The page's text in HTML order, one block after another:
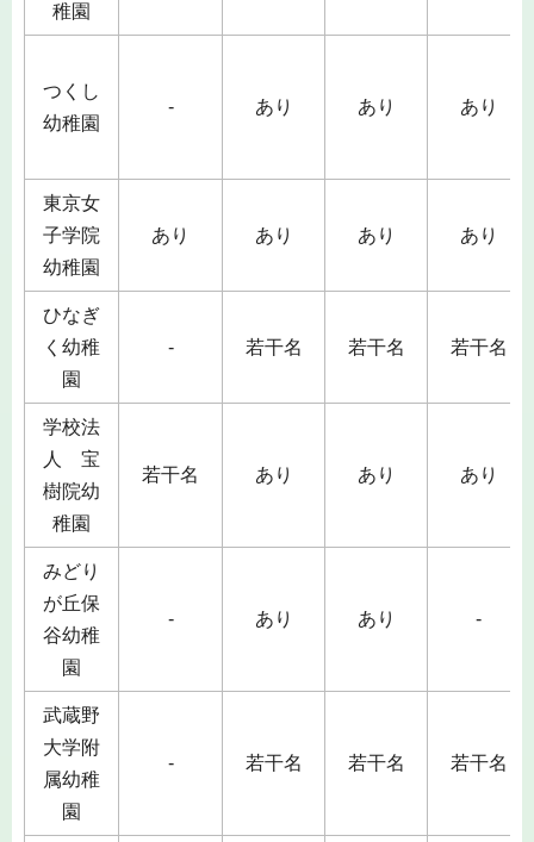
稚園
つくし
幼稚園
- あり あり あり
東京女
子学院
幼稚園
あり あり あり あり
ひなぎ
く幼稚
園
- 若干名 若干名 若干名
学校法
人 宝
樹院幼
稚園
若干名 あり あり あり
みどり
が丘保
谷幼稚
園
- あり あり -
武蔵野
大学附
属幼稚
園
- 若干名 若干名 若干名